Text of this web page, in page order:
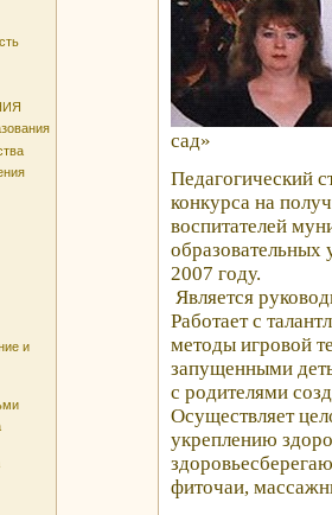
и
сад»
Педагогический
конкурса на
воспитателей
образовательных
2007 году.
Является
Работает с
методы игровой
запущенными
с родителями
Осуществляет
укреплению
фиточаи,